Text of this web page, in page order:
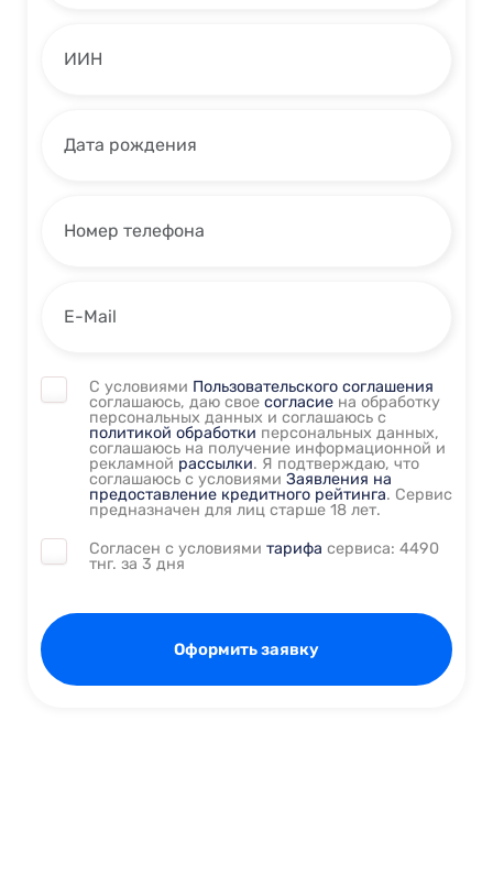
С условиями Пользовательского соглашения
соглашаюсь, даю свое согласие на обработку
персональных данных и соглашаюсь с
политикой обработки персональных данных,
соглашаюсь на получение информационной и
рекламной рассылки. Я подтверждаю, что
соглашаюсь с условиями Заявления на
предоставление кредитного рейтинга. Сервис
предназначен для лиц старше 18 лет.
Согласен с условиями тарифа сервиса: 4490
тнг. за 3 дня
Оформить заявку